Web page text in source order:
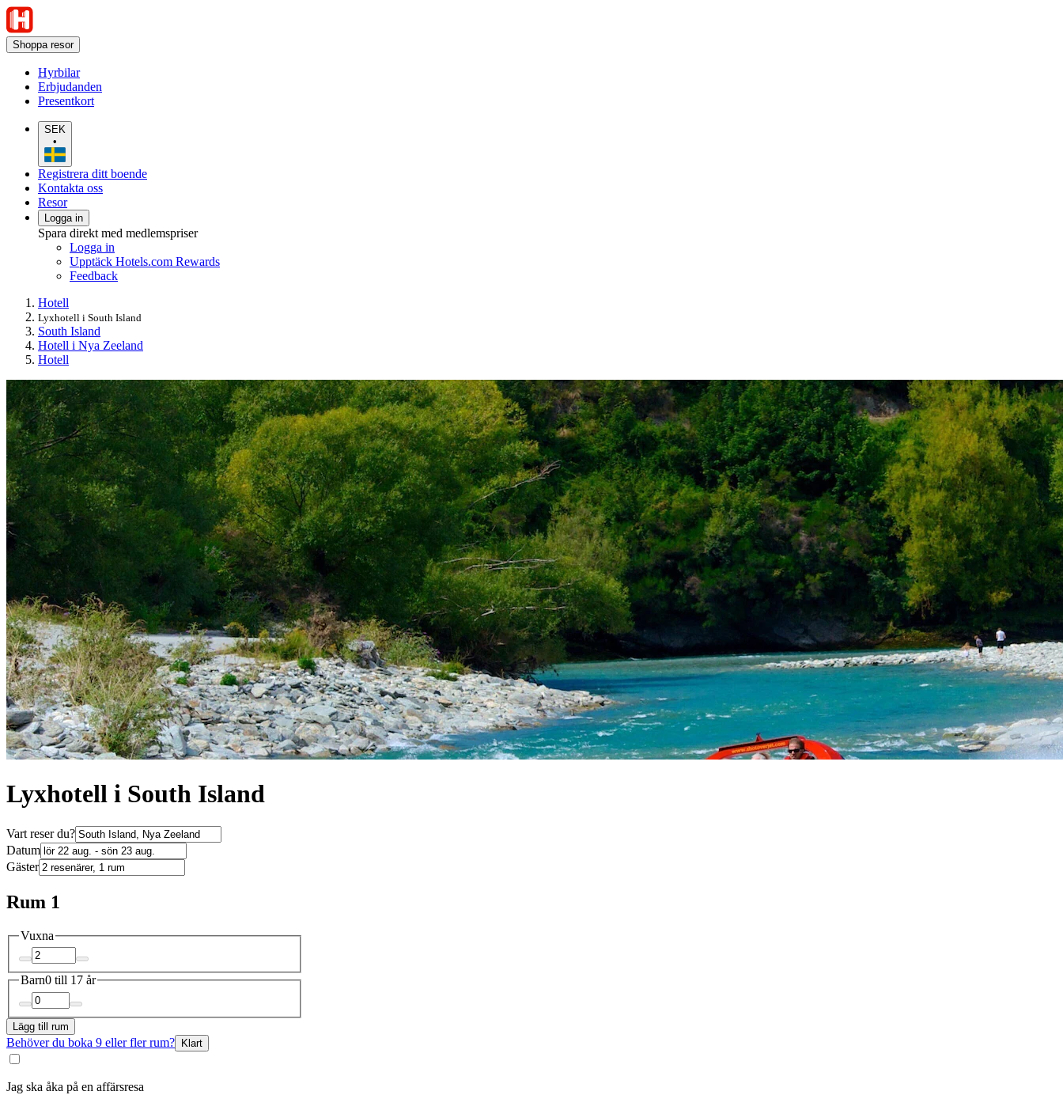
Shoppa resor
Hyrbilar
Erbjudanden
Presentkort
SEK
•
Registrera ditt boende
Kontakta oss
Resor
Logga in
Spara direkt med medlemspriser
Logga in
Upptäck Hotels.com Rewards
Feedback
Hotell
Lyxhotell i South Island
South Island
Hotell i Nya Zeeland
Hotell
Lyxhotell i South Island
Vart reser du?
Datum
Gäster
Rum 1
Vuxna
Barn0 till 17 år
Lägg till rum
Behöver du boka 9 eller fler rum? Klart
Jag ska åka på en affärsresa